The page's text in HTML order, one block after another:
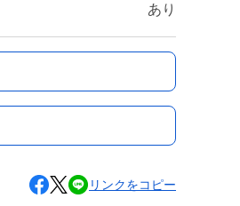
あり
リンクをコピー